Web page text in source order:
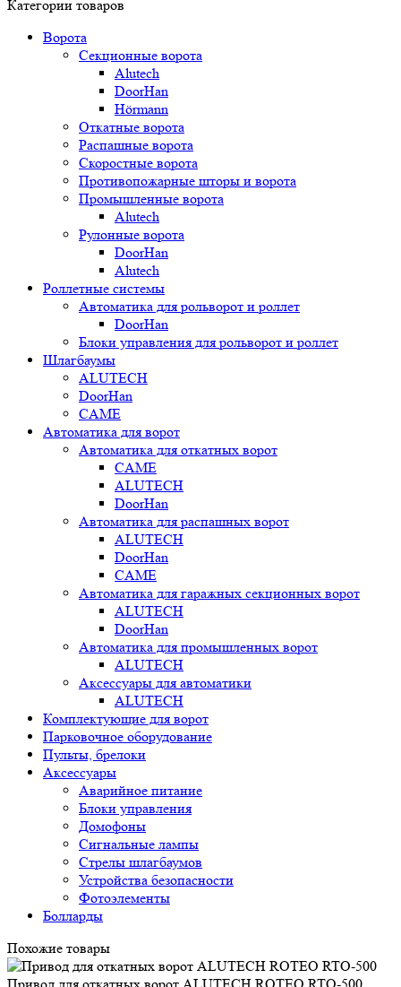
Категории товаров
Ворота
Секционные ворота
Alutech
DoorHan
Hörmann
Откатные ворота
Распашные ворота
Скоростные ворота
Противопожарные шторы и ворота
Промышленные ворота
Alutech
Рулонные ворота
DoorHan
Alutech
Роллетные системы
Автоматика для рольворот и роллет
DoorHan
Блоки управления для рольворот и роллет
Шлагбаумы
ALUTECH
DoorHan
CAME
Автоматика для ворот
Автоматика для откатных ворот
CAME
ALUTECH
DoorHan
Автоматика для распашных ворот
ALUTECH
DoorHan
CAME
Автоматика для гаражных секционных ворот
ALUTECH
DoorHan
Автоматика для промышленных ворот
ALUTECH
Аксессуары для автоматики
ALUTECH
Комплектующие для ворот
Парковочное оборудование
Пульты, брелоки
Аксессуары
Аварийное питание
Блоки управления
Домофоны
Сигнальные лампы
Стрелы шлагбаумов
Устройства безопасности
Фотоэлементы
Болларды
Похожие товары